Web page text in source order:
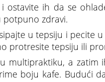
i ostavite ih da se
potpuno zdravi.
u tepsiju i pecite
protresite tepsiju ili
multipraktiku, a
boju kafe. Budući